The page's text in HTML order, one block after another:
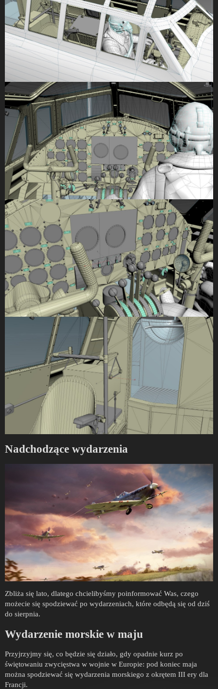
Nadchodzące wydarzenia
Zbliża się lato, dlatego chcielibyśmy poinformować Was, czego
możecie się spodziewać po wydarzeniach, które odbędą się od dziś
do sierpnia.
Wydarzenie morskie w maju
Przyjrzyjmy się, co będzie się działo, gdy opadnie kurz po
świętowaniu zwycięstwa w wojnie w Europie: pod koniec maja
można spodziewać się wydarzenia morskiego z okrętem III ery dla
Francji.